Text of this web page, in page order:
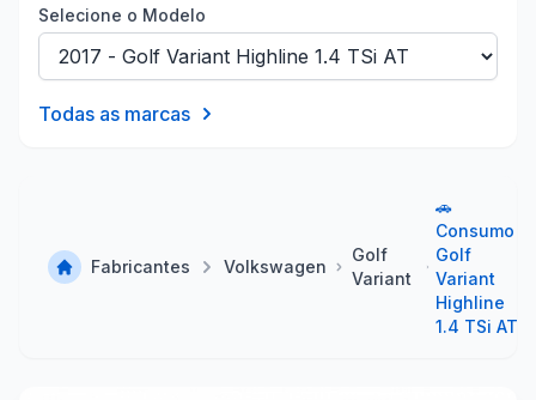
Selecione o Modelo
Todas as marcas
Fabricantes Volkswagen
Golf
Variant
🚗
Consumo
Golf
Variant
Highline
1.4 TSi AT